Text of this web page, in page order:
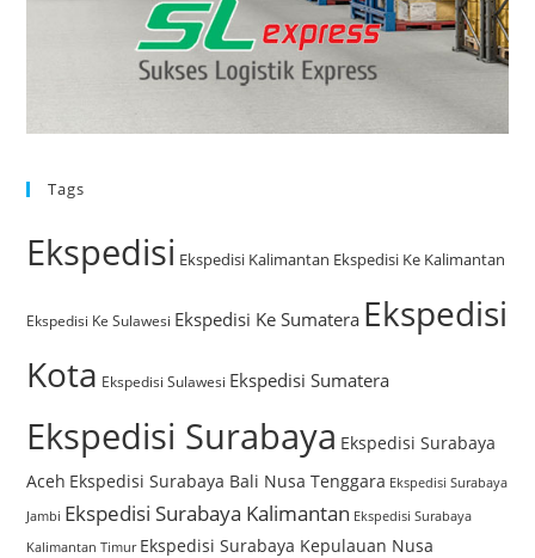
Tags
Ekspedisi Ekspedisi Kalimantan Ekspedisi Ke Kalimantan
Ekspedisi Ke Sulawesi Ekspedisi Ke Sumatera Ekspedisi
Kota Ekspedisi Sulawesi Ekspedisi Sumatera
Ekspedisi Surabaya Ekspedisi Surabaya
Aceh Ekspedisi Surabaya Bali Nusa Tenggara Ekspedisi Surabaya
Jambi Ekspedisi Surabaya Kalimantan Ekspedisi Surabaya
Kalimantan Timur Ekspedisi Surabaya Kepulauan Nusa